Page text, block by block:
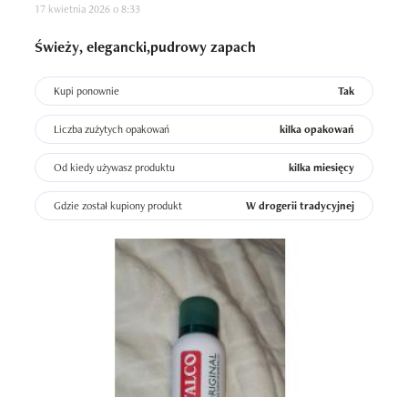
17 kwietnia 2026 o 8:33
Świeży, elegancki,pudrowy zapach
Kupi ponownie Tak
Liczba zużytych opakowań kilka opakowań
Od kiedy używasz produktu kilka miesięcy
Gdzie został kupiony produkt W drogerii tradycyjnej